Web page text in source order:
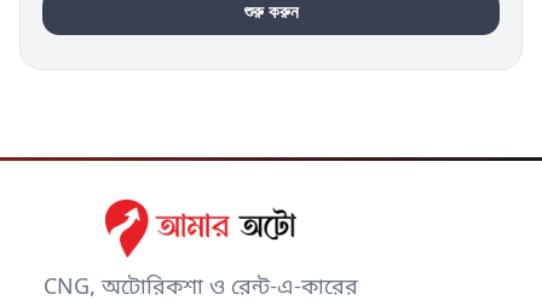
শুরু করুন
CNG, অটোরিকশা ও রেন্ট-এ-কারের